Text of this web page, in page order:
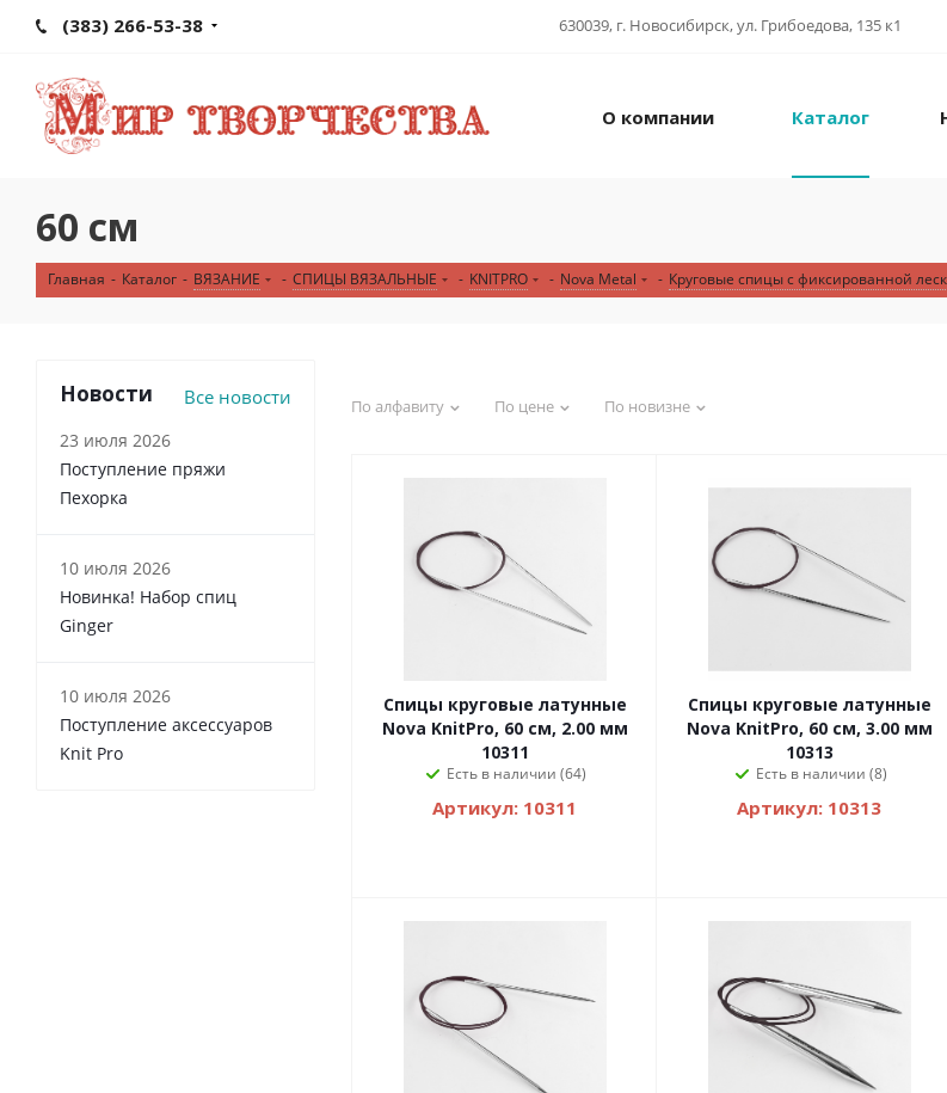
(383) 266-53-38 630039, г. Новосибирск, ул. Грибоедова, 135 к1
О компании Каталог
60 см
Главная - Каталог - ВЯЗАНИЕ - СПИЦЫ ВЯЗАЛЬНЫЕ - KNITPRO - Nova Metal - Круговые спицы с фиксированной
По алфавиту По цене По новизне
Спицы круговые латунные
Nova KnitPro, 60 см, 2.00 мм
10311
Есть в наличии (64)
Артикул: 10311
Спицы круговые латунные
Nova KnitPro, 60 см, 3.00 мм
10313
Есть в наличии (8)
Артикул: 10313
Новости Все новости
23 июля 2026
Поступление пряжи
Пехорка
10 июля 2026
Новинка! Набор спиц
Ginger
10 июля 2026
Поступление аксессуаров
Knit Pro